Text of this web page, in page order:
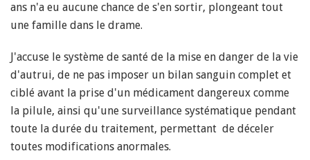
ans n'a eu aucune chance de s'en sortir, plongeant tout
une famille dans le drame.
J'accuse le système de santé de la mise en danger de la vie
d'autrui, de ne pas imposer un bilan sanguin complet et
ciblé avant la prise d'un médicament dangereux comme
la pilule, ainsi qu'une surveillance systématique pendant
toute la durée du traitement, permettant de déceler
toutes modifications anormales.